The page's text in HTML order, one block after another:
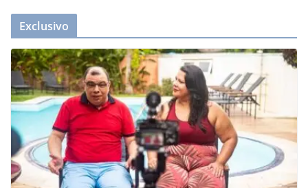
Exclusivo